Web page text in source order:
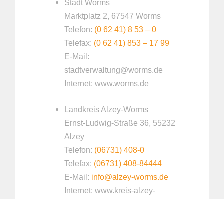
Stadt Worms
Marktplatz 2, 67547 Worms
Telefon: (0 62 41) 8 53 – 0
Telefax: (0 62 41) 853 – 17 99
E-Mail:
stadtverwaltung@worms.de
Internet: www.worms.de
Landkreis Alzey-Worms
Ernst-Ludwig-Straße 36, 55232
Alzey
Telefon: (06731) 408-0
Telefax: (06731) 408-84444
E-Mail: info@alzey-worms.de
Internet: www.kreis-alzey-